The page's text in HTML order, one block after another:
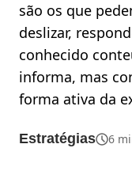
são os que
deslizar,
conhecido
informa, mas
forma ativa da
Estratégias 6